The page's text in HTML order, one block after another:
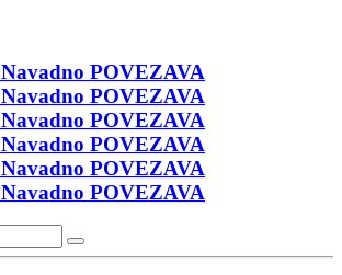
Navadno POVEZAVA
Navadno POVEZAVA
Navadno POVEZAVA
Navadno POVEZAVA
Navadno POVEZAVA
Navadno POVEZAVA